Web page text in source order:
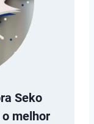
Seko
melhor